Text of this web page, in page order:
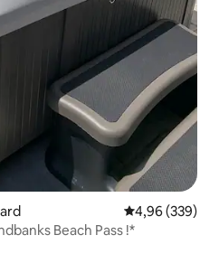
Note
4,96 (339)
Beach Pass !*